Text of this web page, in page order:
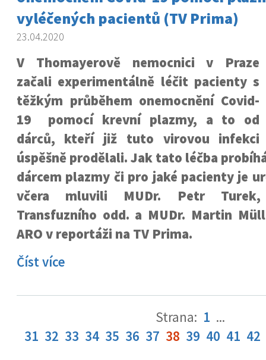
vyléčených pacientů (TV Prima)
23.04.2020
V Thomayerově nemocnici v Praze
začali experimentálně léčit pacienty s
těžkým průběhem onemocnění Covid-
19 pomocí krevní plazmy, a to od
dárců, kteří již tuto virovou infekci
úspěšně prodělali. Jak tato léčba
dárcem plazmy či pro jaké pacienty je
včera mluvili MUDr. Petr
Transfuzního odd. a MUDr. Martin
ARO v reportáži na TV Prima.
Číst více
Strana: 1 ...
31 32 33 34 35 36 37 38 39 40 41 42